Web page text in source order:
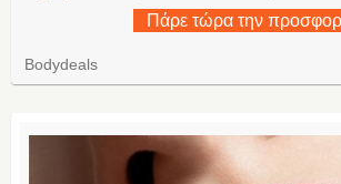
Πάρε τώρα την
Bodydeals